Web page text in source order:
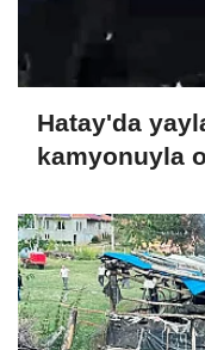
Hatay'da
kamyonuyla